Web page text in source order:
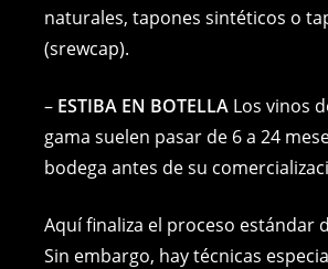
naturales, tapones sintéticos o
(srewcap).
– ESTIBA EN BOTELLA Los vinos
gama suelen pasar de 6 a 24
bodega antes de su
Aquí finaliza el proceso estándar
Sin embargo, hay técnicas